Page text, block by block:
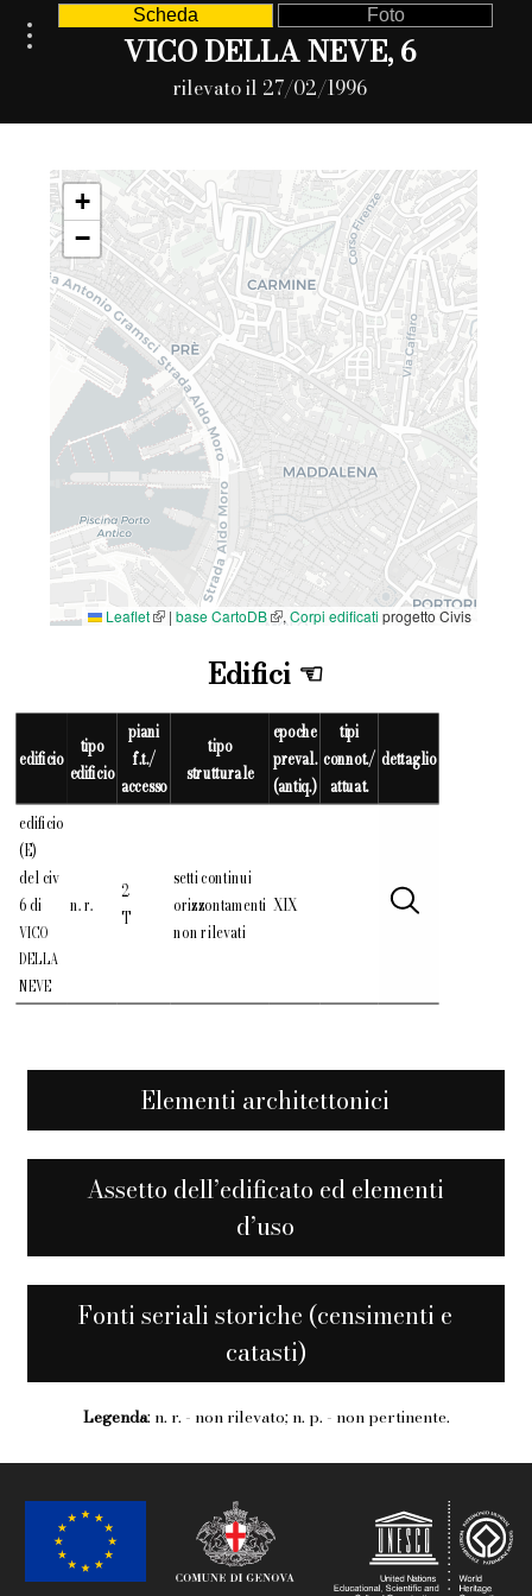
Scheda Foto
VICO DELLA NEVE, 6
rilevato il 27/02/1996
+
−
Leaflet | base CartoDB , Corpi edificati progetto Civis
Edifici
edificio
tipo
edificio
piani
f.t./
accesso
tipo
strutturale
epoche
preval.
(antiq.)
tipi
connot./
attuat.
dettaglio
edificio
(E)
del civ
6 di
VICO
DELLA
NEVE
n. r.
2
T
setti continui
orizzontamenti
non rilevati
XIX
Elementi architettonici
Assetto dell’edificato ed elementi
d’uso
Fonti seriali storiche (censimenti e
catasti)
Legenda: n. r. - non rilevato; n. p. - non pertinente.